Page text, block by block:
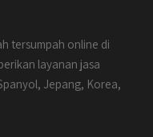
tersumpah online di
layanan jasa
Jepang, Korea,